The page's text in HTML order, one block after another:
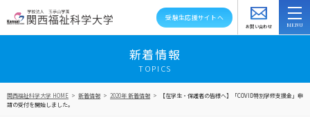
受験生応援サイトへ
お問い合わせ
アクセス
学部・学科・大学院
新着情報
TOPICS
関西福祉科学大学 HOME > 新着情報 > 2020年 新着情報 >
【在学生・保護者の皆様へ】「COVID特別学修支援金」申
請の受付を開始しました。